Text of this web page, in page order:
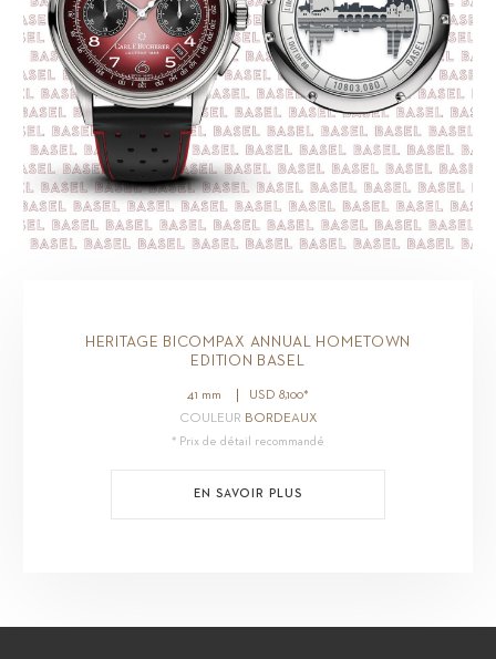
HERITAGE BICOMPAX ANNUAL HOMETOWN
EDITION BASEL
41 mm USD 8,100*
COULEUR BORDEAUX
* Prix de détail recommandé
EN SAVOIR PLUS